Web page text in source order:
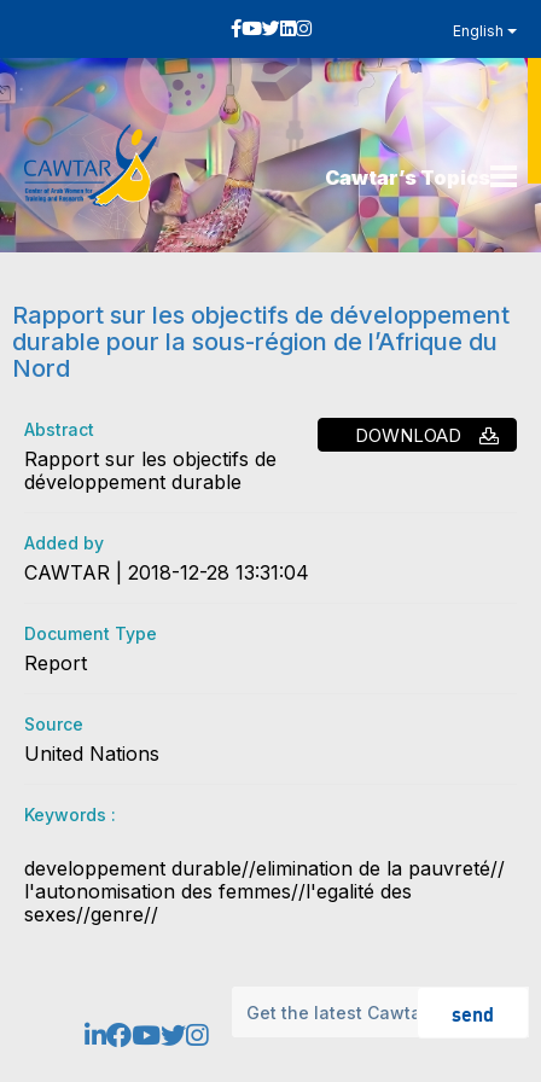
English
Cawtar’s Topics
Rapport sur les objectifs de développement
durable pour la sous-région de l’Afrique du
Nord
DOWNLOAD
Abstract
Rapport sur les objectifs de
développement durable
Added by
CAWTAR | 2018-12-28 13:31:04
Document Type
Report
Source
United Nations
Keywords :
​​​​developpement durable//elimination de la pauvreté//​​​​​​
l'autonomisation des femmes//l'egalité des
sexes//genre//​​
send